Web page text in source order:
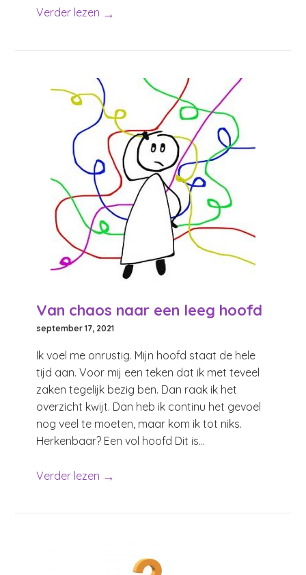
Verder lezen →
Van chaos naar een leeg hoofd
september 17, 2021
Ik voel me onrustig. Mijn hoofd staat de hele
tijd aan. Voor mij een teken dat ik met teveel
zaken tegelijk bezig ben. Dan raak ik het
overzicht kwijt. Dan heb ik continu het gevoel
nog veel te moeten, maar kom ik tot niks.
Herkenbaar? Een vol hoofd Dit is...
Verder lezen →